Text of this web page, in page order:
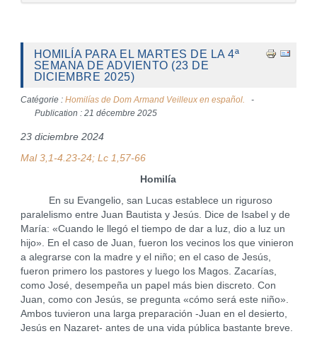
HOMILÍA PARA EL MARTES DE LA 4ª
SEMANA DE ADVIENTO (23 DE
DICIEMBRE 2025)
Catégorie : Homilías de Dom Armand Veilleux en español.
Publication : 21 décembre 2025
23 diciembre 2024
Mal 3,1-4.23-24; Lc 1,57-66
Homilía
En su Evangelio, san Lucas establece un riguroso
paralelismo entre Juan Bautista y Jesús. Dice de Isabel y de
María: «Cuando le llegó el tiempo de dar a luz, dio a luz un
hijo». En el caso de Juan, fueron los vecinos los que vinieron
a alegrarse con la madre y el niño; en el caso de Jesús,
fueron primero los pastores y luego los Magos. Zacarías,
como José, desempeña un papel más bien discreto. Con
Juan, como con Jesús, se pregunta «cómo será este niño».
Ambos tuvieron una larga preparación -Juan en el desierto,
Jesús en Nazaret- antes de una vida pública bastante breve.